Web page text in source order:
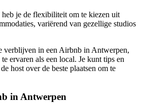
je de flexibiliteit om te kiezen uit
variërend van gezellige studios
verblijven in een Airbnb in Antwerpen,
ervaren als een local. Je kunt tips en
host over de beste plaatsen om te
in Antwerpen